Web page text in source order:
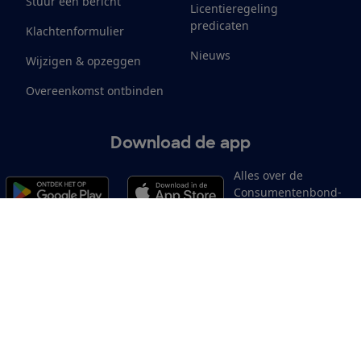
Klachtenformulier
Wijzigen & opzeggen
Overeenkomst ontbinden
Licentieregeling
predicaten
Nieuws
Download de app
Alles over de
Consumentenbond-